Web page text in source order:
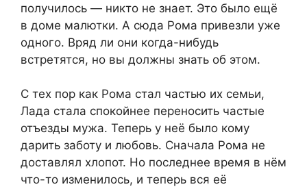
получилось — никто не знает. Это было ещё
в доме малютки. А сюда Рома привезли уже
одного. Вряд ли они когда-нибудь
встретятся, но вы должны знать об этом.
С тех пор как Рома стал частью их семьи,
Лада стала спокойнее переносить частые
отъезды мужа. Теперь у неё было кому
дарить заботу и любовь. Сначала Рома не
доставлял хлопот. Но последнее время в нём
что-то изменилось, и теперь вся её